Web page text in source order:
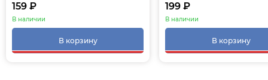
159 ₽
В наличии
В корзину
199 ₽
В наличии
В корзину